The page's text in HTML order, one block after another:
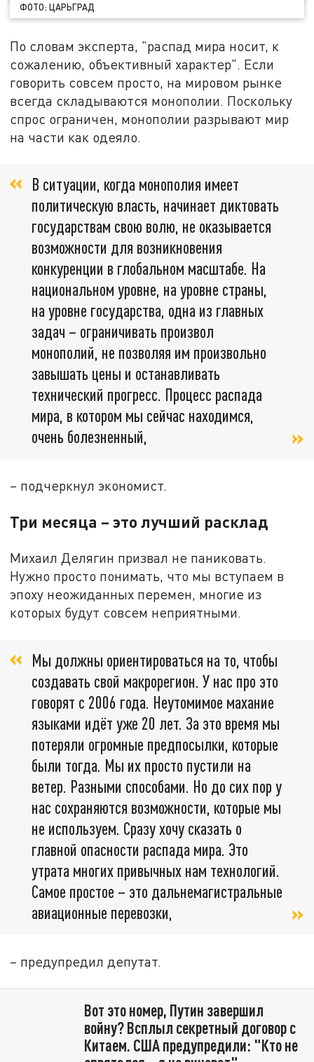
ФОТО: ЦАРЬГРАД
По словам эксперта, "распад мира носит, к
сожалению, объективный характер". Если
говорить совсем просто, на мировом рынке
всегда складываются монополии. Поскольку
спрос ограничен, монополии разрывают мир
на части как одеяло.
В ситуации, когда монополия имеет
политическую власть, начинает диктовать
государствам свою волю, не оказывается
возможности для возникновения
конкуренции в глобальном масштабе. На
национальном уровне, на уровне страны,
на уровне государства, одна из главных
задач – ограничивать произвол
монополий, не позволяя им произвольно
завышать цены и останавливать
технический прогресс. Процесс распада
мира, в котором мы сейчас находимся,
очень болезненный,
– подчеркнул экономист.
Три месяца – это лучший расклад
Михаил Делягин призвал не паниковать.
Нужно просто понимать, что мы вступаем в
эпоху неожиданных перемен, многие из
которых будут совсем неприятными.
Мы должны ориентироваться на то, чтобы
создавать свой макрорегион. У нас про это
говорят с 2006 года. Неутомимое махание
языками идёт уже 20 лет. За это время мы
потеряли огромные предпосылки, которые
были тогда. Мы их просто пустили на
ветер. Разными способами. Но до сих пор у
нас сохраняются возможности, которые мы
не используем. Сразу хочу сказать о
главной опасности распада мира. Это
утрата многих привычных нам технологий.
Самое простое – это дальнемагистральные
авиационные перевозки,
– предупредил депутат.
Вот это номер, Путин завершил
войну? Всплыл секретный договор с
Китаем. США предупредили: "Кто не